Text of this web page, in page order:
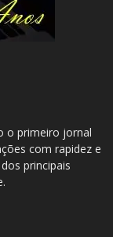
o primeiro jornal
com rapidez e
principais